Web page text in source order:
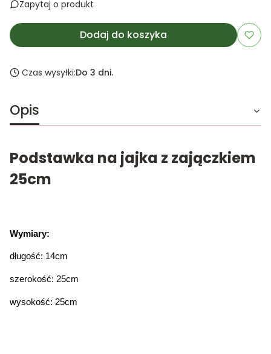
Zapytaj o produkt
Dodaj do koszyka
Czas wysyłki:Do 3 dni.
Opis
Podstawka na jajka z zajączkiem
25cm
Wymiary:
długość: 14cm
szerokość: 25cm
wysokość: 25cm